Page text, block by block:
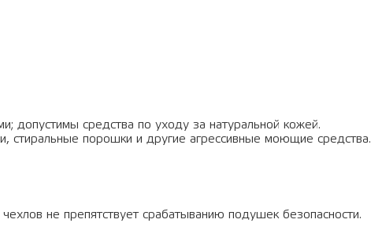
допустимы средства по уходу за натуральной кожей.
стиральные порошки и другие агрессивные моющие средства.
не препятствует срабатыванию подушек безопасности.